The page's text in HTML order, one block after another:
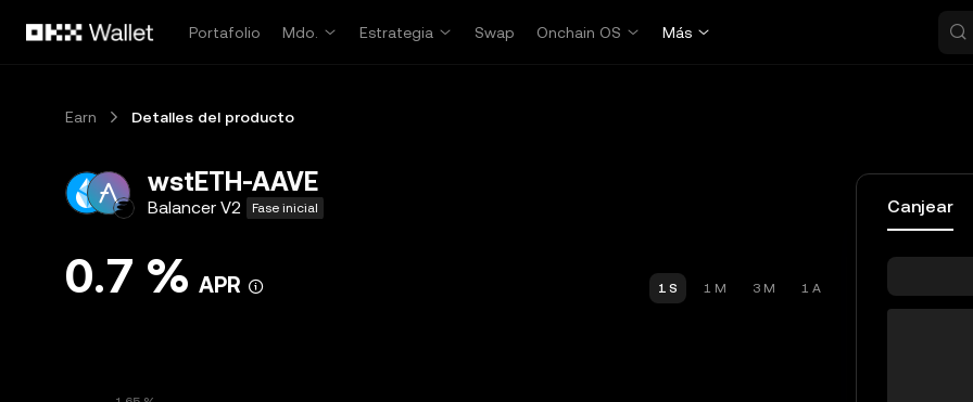
Portafolio
Mdo. Estrategia Swap Onchain OS Más
Earn Detalles del producto
wstETH-AAVE
Balancer V2 Fase inicial
0.7 % APR 1 S 1 M 3 M 1 A
Canjear